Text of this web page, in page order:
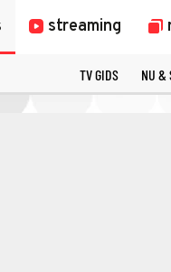
streaming
TV GIDS NU &